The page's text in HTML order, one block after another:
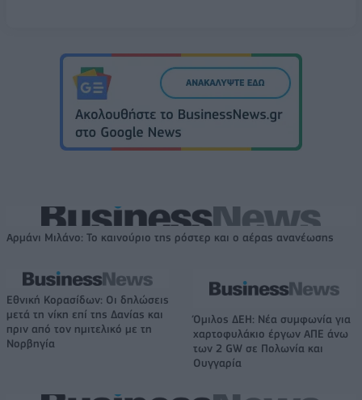
Αρμάνι Μιλάνο: Το καινούριο της ρόστερ και ο αέρας ανανέωσης
Εθνική Κορασίδων: Οι δηλώσεις
μετά τη νίκη επί της Δανίας και
πριν από τον ημιτελικό με τη
Νορβηγία
Όμιλος ΔΕΗ: Νέα συμφωνία για
χαρτοφυλάκιο έργων ΑΠΕ άνω
των 2 GW σε Πολωνία και
Ουγγαρία